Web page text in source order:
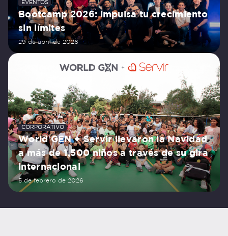
EVENTOS
Bootcamp 2026: impulsa tu crecimiento
sin límites
29 de abril de 2026
CORPORATIVO
World GEN + Servir llevaron la Navidad
a más de 1,500 niños a través de su gira
internacional
5 de febrero de 2026